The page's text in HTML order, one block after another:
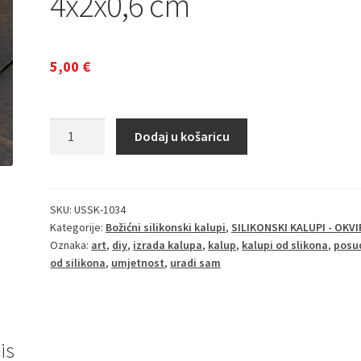
5,00 €
21
4x2x0,6
cm
količina
Dodaj u košaricu
SKU:USSK-1034
Kategorije: Božićni silikonski kalupi,SILIKONSKI KALUPI -
Oznaka: art, diy, izrada kalupa, kalup, kalupi od slikona,
od silikona, umjetnost, uradi sam